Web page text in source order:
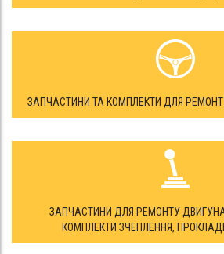
ЗАПЧАСТИНИ ТА КОМПЛЕКТИ ДЛЯ
ЗАПЧАСТИНИ ДЛЯ РЕМОНТУ ДВИГУНА
КОМПЛЕКТИ ЗЧЕПЛЕННЯ,